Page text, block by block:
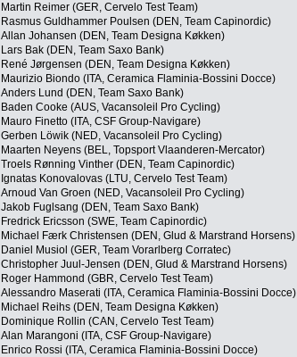
Martin Reimer (GER, Cervelo Test Team)
Rasmus Guldhammer Poulsen (DEN, Team Capinordic)
Allan Johansen (DEN, Team Designa Køkken)
Lars Bak (DEN, Team Saxo Bank)
René Jørgensen (DEN, Team Designa Køkken)
Maurizio Biondo (ITA, Ceramica Flaminia-Bossini Docce)
Anders Lund (DEN, Team Saxo Bank)
Baden Cooke (AUS, Vacansoleil Pro Cycling)
Mauro Finetto (ITA, CSF Group-Navigare)
Gerben Löwik (NED, Vacansoleil Pro Cycling)
Maarten Neyens (BEL, Topsport Vlaanderen-Mercator)
Troels Rønning Vinther (DEN, Team Capinordic)
Ignatas Konovalovas (LTU, Cervelo Test Team)
Arnoud Van Groen (NED, Vacansoleil Pro Cycling)
Jakob Fuglsang (DEN, Team Saxo Bank)
Fredrick Ericsson (SWE, Team Capinordic)
Michael Færk Christensen (DEN, Glud & Marstrand Horsens)
Daniel Musiol (GER, Team Vorarlberg Corratec)
Christopher Juul-Jensen (DEN, Glud & Marstrand Horsens)
Roger Hammond (GBR, Cervelo Test Team)
Alessandro Maserati (ITA, Ceramica Flaminia-Bossini Docce)
Michael Reihs (DEN, Team Designa Køkken)
Dominique Rollin (CAN, Cervelo Test Team)
Alan Marangoni (ITA, CSF Group-Navigare)
Enrico Rossi (ITA, Ceramica Flaminia-Bossini Docce)